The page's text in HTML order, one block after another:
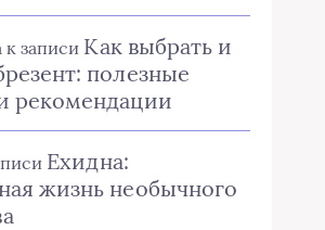
к записи Как выбрать и
полезные
рекомендации
Ехидна:
жизнь необычного